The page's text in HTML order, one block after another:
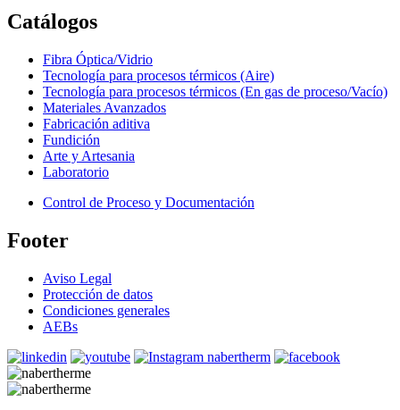
Catálogos
Fibra Óptica/Vidrio
Tecnología para procesos térmicos (Aire)
Tecnología para procesos térmicos (En gas de proceso/Vacío)
Materiales Avanzados
Fabricación aditiva
Fundición
Arte y Artesania
Laboratorio
Control de Proceso y Documentación
Footer
Aviso Legal
Protección de datos
Condiciones generales
AEBs